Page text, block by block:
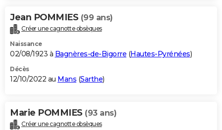
Jean POMMIES (99 ans)
Créer une cagnotte obsèques
Naissance
02/08/1923 à Bagnères-de-Bigorre (Hautes-Pyrénées)
Décès
12/10/2022 au Mans (Sarthe)
Marie POMMIES (93 ans)
Créer une cagnotte obsèques